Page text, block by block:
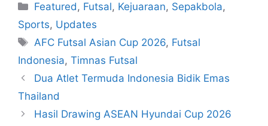
Featured, Futsal, Kejuaraan, Sepakbola,
Sports, Updates
AFC Futsal Asian Cup 2026, Futsal
Indonesia, Timnas Futsal
Dua Atlet Termuda Indonesia Bidik Emas
Thailand
Hasil Drawing ASEAN Hyundai Cup 2026